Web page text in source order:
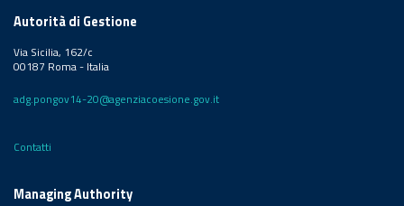
Autorità di Gestione
Via Sicilia, 162/c
00187 Roma - Italia
adg.pongov14-20@agenziacoesione.gov.it
Contatti
Managing Authority